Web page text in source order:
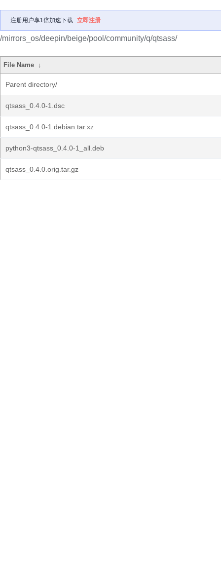
注册用户享1倍加速下载 立即注册
/mirrors_os/deepin/beige/pool/community/q/qtsass/
File Name ↓
Parent directory/
qtsass_0.4.0-1.dsc
qtsass_0.4.0-1.debian.tar.xz
python3-qtsass_0.4.0-1_all.deb
qtsass_0.4.0.orig.tar.gz